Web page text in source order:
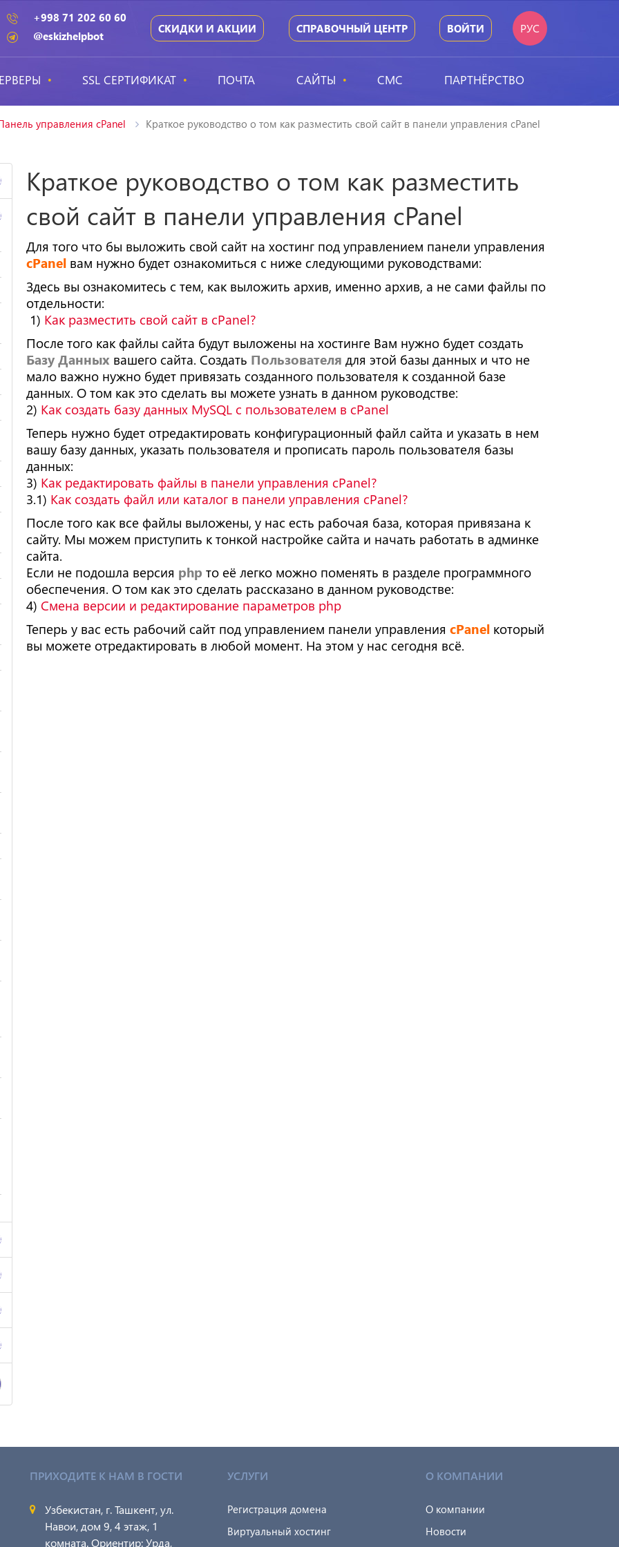
+998 71 202 60 60
@eskizhelpbot
СКИДКИ И АКЦИИ СПРАВОЧНЫЙ ЦЕНТР ВОЙТИ РУС
SSL СЕРТИФИКАТ ПОЧТА САЙТЫ СМС ПАРТНЁРСТВО
управления cPanel Краткое руководство о том как разместить свой сайт в панели управления cPanel
Краткое руководство о том как разместить
свой сайт в панели управления cPanel
Для того что бы выложить свой сайт на хостинг под управлением панели управления
cPanel вам нужно будет ознакомиться с ниже следующими руководствами:
Здесь вы ознакомитесь с тем, как выложить архив, именно архив, а не сами файлы по
отдельности:
1) Как разместить свой сайт в cPanel?
После того как файлы сайта будут выложены на хостинге Вам нужно будет создать
Базу Данных вашего сайта. Создать Пользователя для этой базы данных и что не
мало важно нужно будет привязать созданного пользователя к созданной базе
данных. О том как это сделать вы можете узнать в данном руководстве:
2) Как создать базу данных MySQL с пользователем в cPanel
Теперь нужно будет отредактировать конфигурационный файл сайта и указать в нем
вашу базу данных, указать пользователя и прописать пароль пользователя базы
данных:
3) Как редактировать файлы в панели управления cPanel?
3.1) Как создать файл или каталог в панели управления cPanel?
После того как все файлы выложены, у нас есть рабочая база, которая привязана к
сайту. Мы можем приступить к тонкой настройке сайта и начать работать в админке
сайта.
Если не подошла версия php то её легко можно поменять в разделе программного
обеспечения. О том как это сделать рассказано в данном руководстве:
4)Смена версии и редактирование параметров php
Теперь у вас есть рабочий сайт под управлением панели управленияcPanel который
вы можете отредактировать в любой момент. На этом у нас сегодня всё.
ПРИХОДИТЕ К НАМ В ГОСТИ
Узбекистан, г. Ташкент, ул.
Навои, дом 9, 4 этаж, 1
комната. Ориентир: Урда,
УСЛУГИ
Регистрация домена
Виртуальный хостинг
О КОМПАНИИ
О компании
Новости